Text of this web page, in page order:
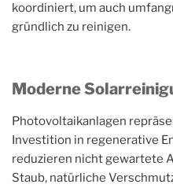
koordiniert, um auch
gründlich zu reinigen.
Moderne
Photovoltaikanlagen
Investition in regenerative
reduzieren nicht gewartete
Staub, natürliche